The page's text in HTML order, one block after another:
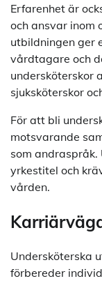
Erfarenhet är
och ansvar inom
utbildningen ger
vårdtagare och
undersköterskor
sjuksköterskor
För att bli
motsvarande
som
yrkestitel och
vården.
Undersköterska
förbereder